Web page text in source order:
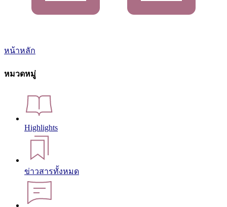
หน้าหลัก
หมวดหมู่
Highlights
ข่าวสารทั้งหมด